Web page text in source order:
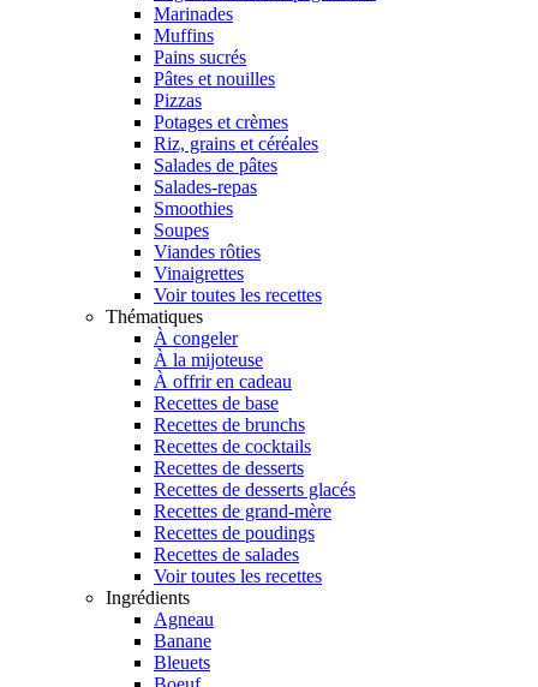
Marinades
Muffins
Pains sucrés
Pâtes et nouilles
Pizzas
Potages et crèmes
Riz, grains et céréales
Salades de pâtes
Salades-repas
Smoothies
Soupes
Viandes rôties
Vinaigrettes
Voir toutes les recettes
Thématiques
À congeler
À la mijoteuse
À offrir en cadeau
Recettes de base
Recettes de brunchs
Recettes de cocktails
Recettes de desserts
Recettes de desserts glacés
Recettes de grand-mère
Recettes de poudings
Recettes de salades
Voir toutes les recettes
Ingrédients
Agneau
Banane
Bleuets